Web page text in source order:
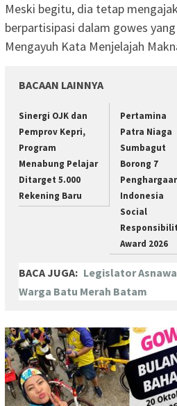
Meski begitu, dia tetap
berpartisipasi dalam gowes
Mengayuh Kata Menjelajah
BACAAN LAINNYA
Sinergi OJK dan
Pemprov Kepri,
Program
Menabung Pelajar
Ditarget 5.000
Rekening Baru
Pertamina
Patra Niaga
Sumbagut
Borong 7
Indonesia
Social
Award 2026
BACA JUGA: Legislator
Warga Batu Merah Batam